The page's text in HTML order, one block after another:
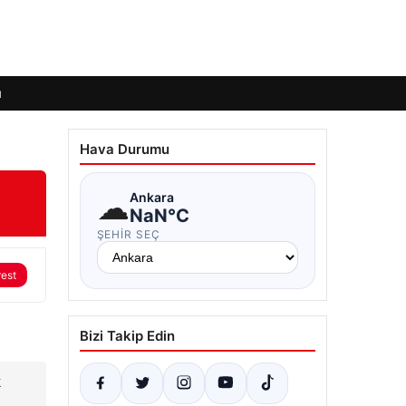
Hava Durumu
☁Ankara
NaN°C
ŞEHIR SEÇ
Bizi Takip Edin